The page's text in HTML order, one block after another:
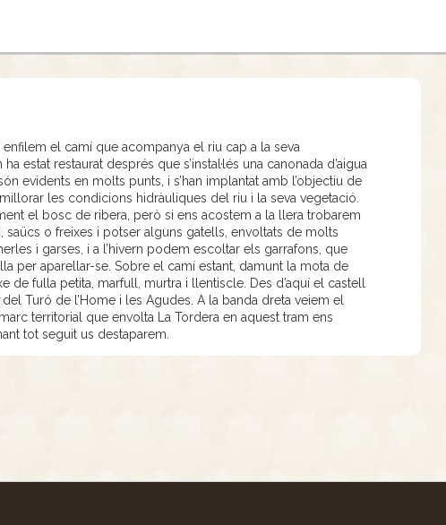
el camí que acompanya el riu cap a la seva
estat restaurat després que s’instal·lés una canonada d’aigua
evidents en molts punts, i s’han implantat amb l’objectiu de
les condicions hidràuliques del riu i la seva vegetació.
el bosc de ribera, però si ens acostem a la llera trobarem
o freixes i potser alguns gatells, envoltats de molts
i garses, i a l’hivern podem escoltar els garrafons, que
per aparellar-se. Sobre el camí estant, damunt la mota de
de fulla petita, marfull, murtra i llentiscle. Des d’aquí el castell
Turó de l’Home i les Agudes. A la banda dreta veiem el
territorial que envolta La Tordera en aquest tram ens
tot seguit us destaparem.